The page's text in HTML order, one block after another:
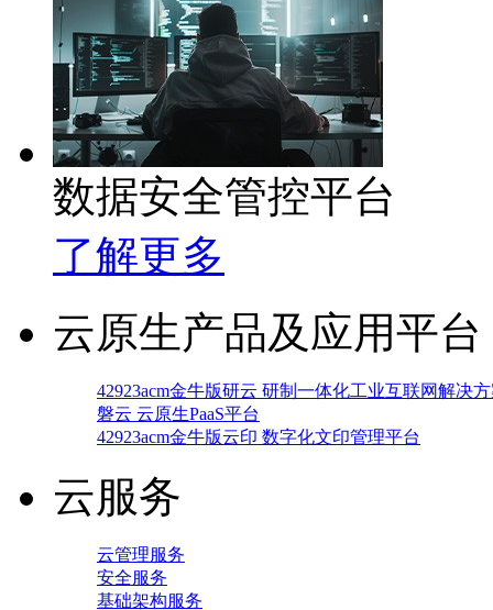
数据安全管控平台
了解更多
云原生产品及应用平台
42923acm金牛版研云 研制一体化工业互联网解决
磐云 云原生PaaS平台
42923acm金牛版云印 数字化文印管理平台
云服务
云管理服务
安全服务
基础架构服务